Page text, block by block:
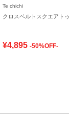
Te chichi
¥4,895 -50%OFF-